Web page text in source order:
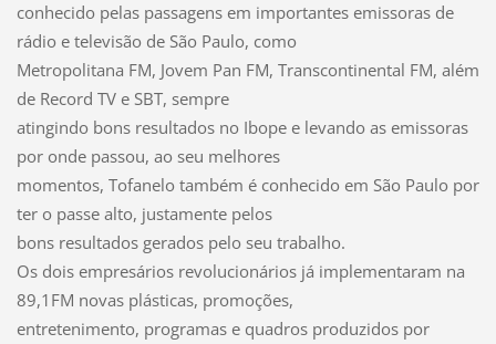
conhecido pelas passagens em importantes emissoras de
rádio e televisão de São Paulo, como
Metropolitana FM, Jovem Pan FM, Transcontinental FM, além
de Record TV e SBT, sempre
atingindo bons resultados no Ibope e levando as emissoras
por onde passou, ao seu melhores
momentos, Tofanelo também é conhecido em São Paulo por
ter o passe alto, justamente pelos
bons resultados gerados pelo seu trabalho.
Os dois empresários revolucionários já implementaram na
89,1FM novas plásticas, promoções,
entretenimento, programas e quadros produzidos por